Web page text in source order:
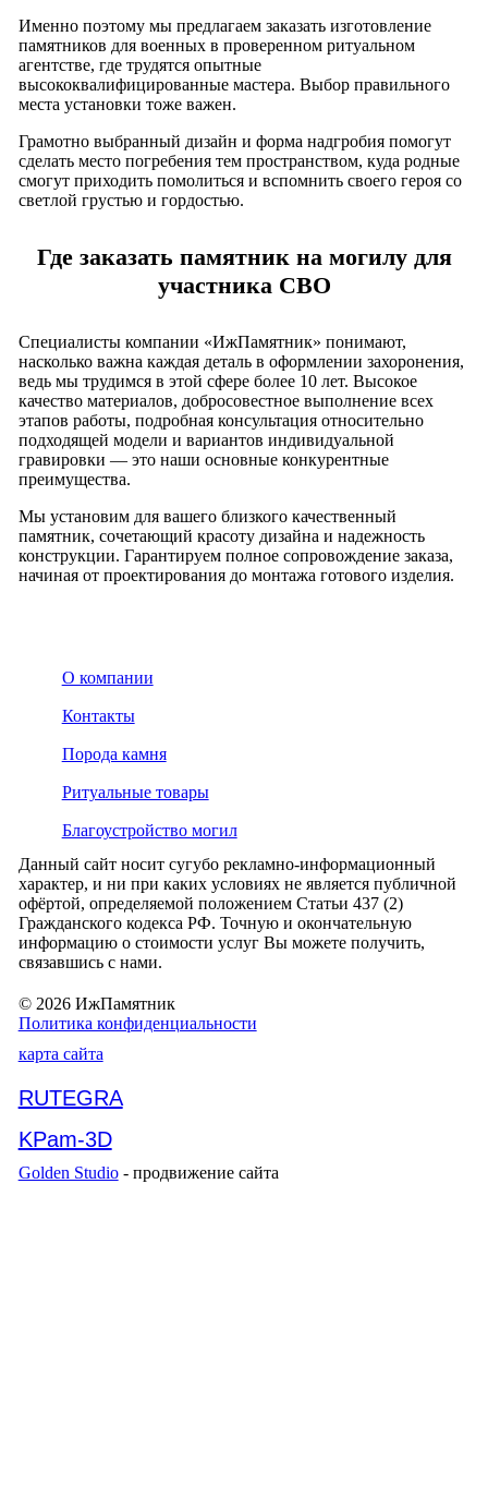
Именно поэтому мы предлагаем заказать изготовление
памятников для военных в проверенном ритуальном
агентстве, где трудятся опытные
высококвалифицированные мастера. Выбор правильного
места установки тоже важен.
Грамотно выбранный дизайн и форма надгробия помогут
сделать место погребения тем пространством, куда родные
смогут приходить помолиться и вспомнить своего героя со
светлой грустью и гордостью.
Где заказать памятник на могилу для
участника СВО
Специалисты компании «ИжПамятник» понимают,
насколько важна каждая деталь в оформлении захоронения,
ведь мы трудимся в этой сфере более 10 лет. Высокое
качество материалов, добросовестное выполнение всех
этапов работы, подробная консультация относительно
подходящей модели и вариантов индивидуальной
гравировки — это наши основные конкурентные
преимущества.
Мы установим для вашего близкого качественный
памятник, сочетающий красоту дизайна и надежность
конструкции. Гарантируем полное сопровождение заказа,
начиная от проектирования до монтажа готового изделия.
О компании
Контакты
Порода камня
Ритуальные товары
Благоустройство могил
Данный сайт носит сугубо рекламно-информационный
характер, и ни при каких условиях не является публичной
офёртой, определяемой положением Статьи 437 (2)
Гражданского кодекса РФ. Точную и окончательную
информацию о стоимости услуг Вы можете получить,
связавшись с нами.
© 2026 ИжПамятник
Политика конфиденциальности
карта сайта
RUTEGRA
KPam-3D
Golden Studio- продвижение сайта